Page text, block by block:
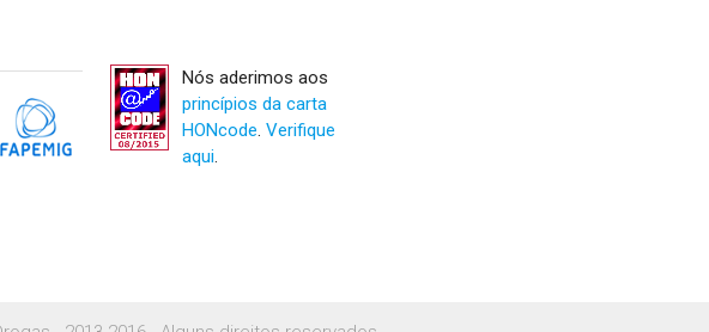
Nós aderimos aos
princípios da carta
HONcode. Verifique
aqui.